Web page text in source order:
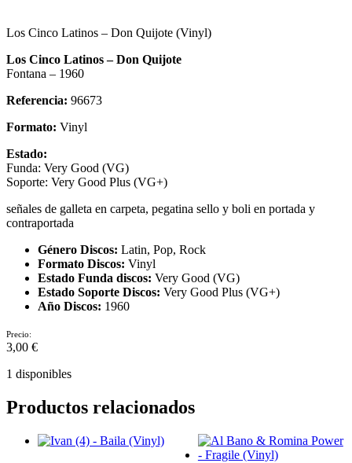
Los Cinco Latinos – Don Quijote (Vinyl)
Los Cinco Latinos – Don Quijote
Fontana – 1960
Referencia: 96673
Formato: Vinyl
Estado:
Funda: Very Good (VG)
Soporte: Very Good Plus (VG+)
señales de galleta en carpeta, pegatina sello y boli en portada y
contraportada
Género Discos: Latin, Pop, Rock
Formato Discos: Vinyl
Estado Funda discos: Very Good (VG)
Estado Soporte Discos: Very Good Plus (VG+)
Año Discos: 1960
Precio:
3,00 €
1 disponibles
Productos relacionados